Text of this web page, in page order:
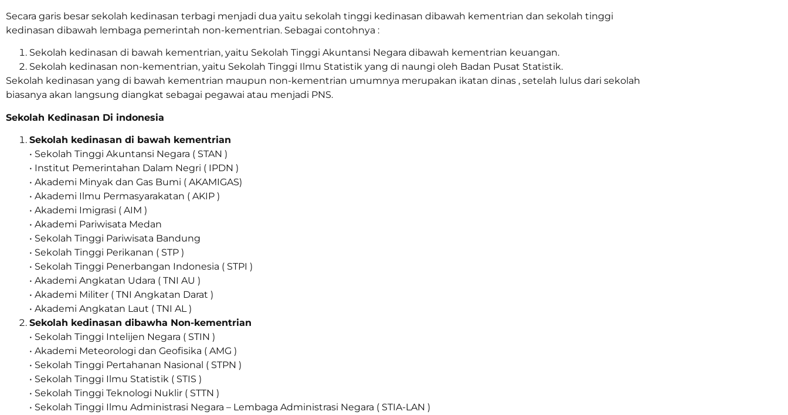
Secara garis besar sekolah kedinasan terbagi menjadi dua yaitu sekolah tinggi kedinasan dibawah kementrian dan sekolah tinggi
kedinasan dibawah lembaga pemerintah non-kementrian. Sebagai contohnya :
Sekolah kedinasan di bawah kementrian, yaitu Sekolah Tinggi Akuntansi Negara dibawah kementrian keuangan.
Sekolah kedinasan non-kementrian, yaitu Sekolah Tinggi Ilmu Statistik yang di naungi oleh Badan Pusat Statistik.
Sekolah kedinasan yang di bawah kementrian maupun non-kementrian umumnya merupakan ikatan dinas , setelah lulus dari sekolah
biasanya akan langsung diangkat sebagai pegawai atau menjadi PNS.
Sekolah Kedinasan Di indonesia
Sekolah kedinasan di bawah kementrian
• Sekolah Tinggi Akuntansi Negara ( STAN )
• Institut Pemerintahan Dalam Negri ( IPDN )
• Akademi Minyak dan Gas Bumi ( AKAMIGAS)
• Akademi Ilmu Permasyarakatan ( AKIP )
• Akademi Imigrasi ( AIM )
• Akademi Pariwisata Medan
• Sekolah Tinggi Pariwisata Bandung
• Sekolah Tinggi Perikanan ( STP )
• Sekolah Tinggi Penerbangan Indonesia ( STPI )
• Akademi Angkatan Udara ( TNI AU )
• Akademi Militer ( TNI Angkatan Darat )
• Akademi Angkatan Laut ( TNI AL )
Sekolah kedinasan dibawha Non-kementrian
• Sekolah Tinggi Intelijen Negara ( STIN )
• Akademi Meteorologi dan Geofisika ( AMG )
• Sekolah Tinggi Pertahanan Nasional ( STPN )
• Sekolah Tinggi Ilmu Statistik ( STIS )
• Sekolah Tinggi Teknologi Nuklir ( STTN )
• Sekolah Tinggi Ilmu Administrasi Negara – Lembaga Administrasi Negara ( STIA-LAN )